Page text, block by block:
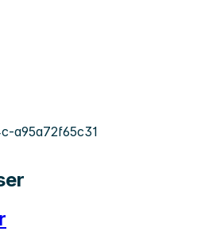
a95a72f65c31